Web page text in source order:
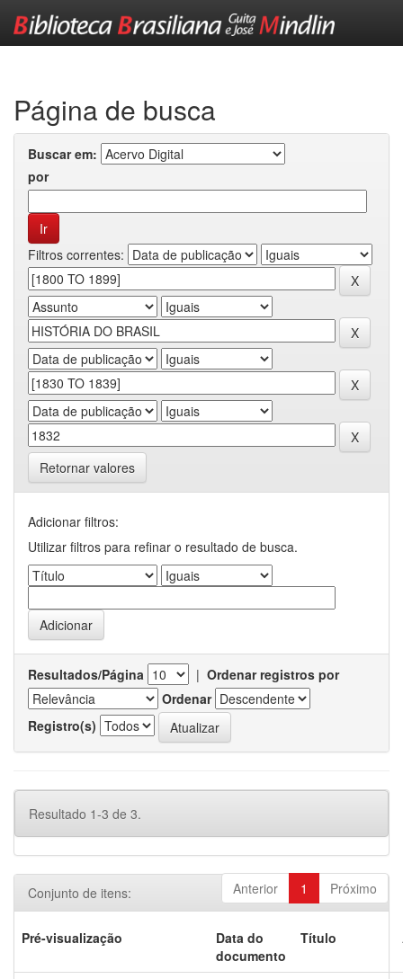
Página de busca
Buscar em:
por
Filtros correntes:
Retornar valores
Adicionar filtros:
Utilizar filtros para refinar o resultado de busca.
Resultados/Página | Ordenar registros por
Ordenar
Registro(s)
Resultado 1-3 de 3.
Anterior 1 Próximo
Conjunto de itens:
Pré-visualização
Data do
documento
Título